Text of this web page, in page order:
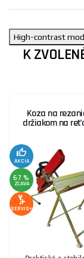
High-contrast
K
Koza na
držiakom na
AKCIA
67 %
ZĽAVA
SERVIS+